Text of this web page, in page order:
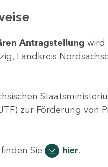
Antragstellung wird
Landkreis
zur Förderung von
Sie hier.